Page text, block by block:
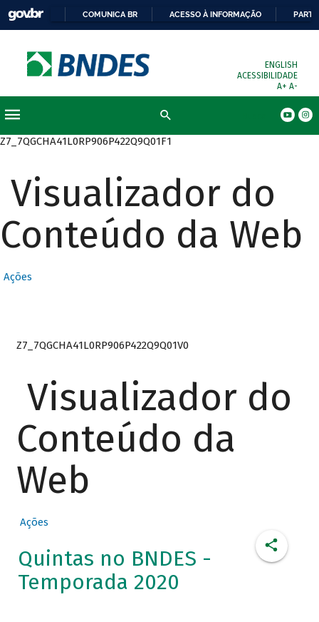
COMUNICA BR ACESSO À INFORMAÇÃO
ENGLISH
ACESSIBILIDADE
A+ A-
Z7_7QGCHA41L0RP906P422Q9Q01F1
Visualizador do
Conteúdo da Web
Ações
Z7_7QGCHA41L0RP906P422Q9Q01V0
Visualizador do
Conteúdo da
Web
Ações
Quintas no BNDES -
Temporada 2020